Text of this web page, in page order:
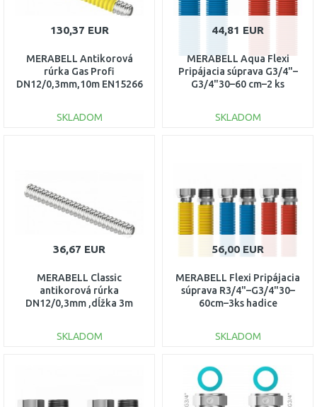
130,37 EUR
MERABELL Antikorová
rúrka Gas Profi
DN12/0,3mm,10m EN15266
SKLADOM
44,81 EUR
MERABELL Aqua Flexi
Pripájacia súprava G3/4"–
G3/4"30–60 cm–2 ks
SKLADOM
36,67 EUR
MERABELL Classic
antikorová rúrka
DN12/0,3mm ,dĺžka 3m
SKLADOM
56,00 EUR
MERABELL Flexi Pripájacia
súprava R3/4"–G3/4"30–
60cm–3ks hadice
SKLADOM
DO KOŠÍKA
Porovnať